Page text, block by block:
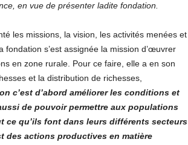
en vue de présenter ladite fondation.
les missions, la vision, les activités menées et
s’est assignée la mission d’œuvrer
en zone rurale. Pour ce faire, elle a en son
et la distribution de richesses,
c’est d’abord améliorer les conditions et
de pouvoir permettre aux populations
ce qu’ils font dans leurs différents secteurs
des actions productives en matière